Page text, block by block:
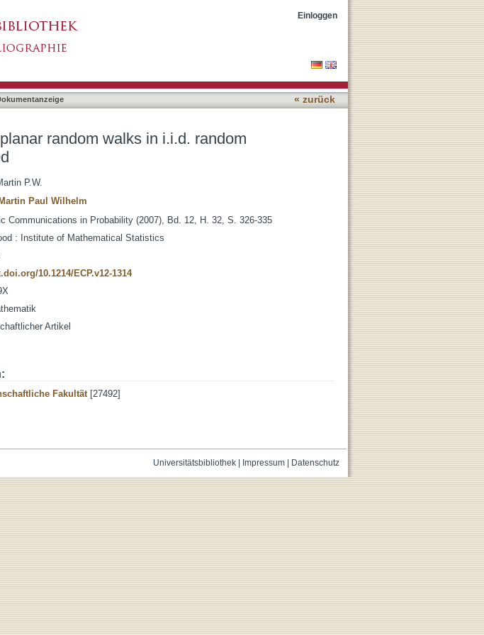
Einloggen
« zurück
random walks in i.i.d. random
P.W.
Paul Wilhelm
Communications in Probability (2007), Bd. 12, H. 32, S. 326-335
: Institute of Mathematical Statistics
10.1214/ECP.v12-1314
Artikel
Fakultät[27492]
Universitätsbibliothek| Impressum| Datenschutz